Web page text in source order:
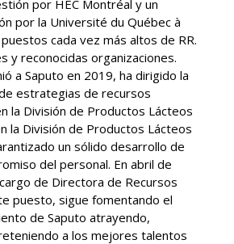
por HEC Montréal y un
por la Université du Québec à
cada vez más altos de RR.
y reconocidas organizaciones.
a Saputo en 2019, ha dirigido la
estrategias de recursos
la División de Productos Lácteos
la División de Productos Lácteos
un sólido desarrollo de
del personal. En abril de
de Directora de Recursos
puesto, sigue fomentando el
de Saputo atrayendo,
a los mejores talentos